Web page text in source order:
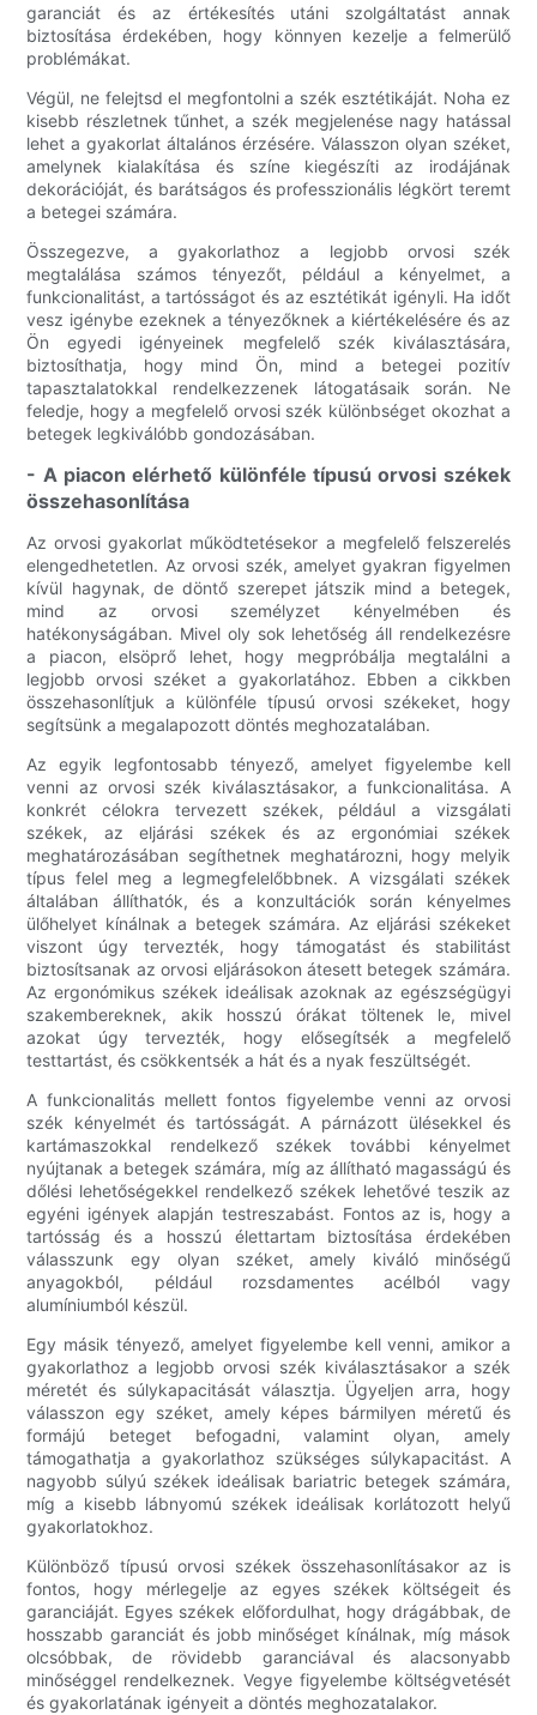
garanciát és az értékesítés utáni szolgáltatást annak
biztosítása érdekében, hogy könnyen kezelje a felmerülő
problémákat.
Végül, ne felejtsd el megfontolni a szék esztétikáját. Noha ez
kisebb részletnek tűnhet, a szék megjelenése nagy hatással
lehet a gyakorlat általános érzésére. Válasszon olyan széket,
amelynek kialakítása és színe kiegészíti az irodájának
dekorációját, és barátságos és professzionális légkört teremt
a betegei számára.
Összegezve, a gyakorlathoz a legjobb orvosi szék
megtalálása számos tényezőt, például a kényelmet, a
funkcionalitást, a tartósságot és az esztétikát igényli. Ha időt
vesz igénybe ezeknek a tényezőknek a kiértékelésére és az
Ön egyedi igényeinek megfelelő szék kiválasztására,
biztosíthatja, hogy mind Ön, mind a betegei pozitív
tapasztalatokkal rendelkezzenek látogatásaik során. Ne
feledje, hogy a megfelelő orvosi szék különbséget okozhat a
betegek legkiválóbb gondozásában.
- A piacon elérhető különféle típusú orvosi székek
összehasonlítása
Az orvosi gyakorlat működtetésekor a megfelelő felszerelés
elengedhetetlen. Az orvosi szék, amelyet gyakran figyelmen
kívül hagynak, de döntő szerepet játszik mind a betegek,
mind az orvosi személyzet kényelmében és
hatékonyságában. Mivel oly sok lehetőség áll rendelkezésre
a piacon, elsöprő lehet, hogy megpróbálja megtalálni a
legjobb orvosi széket a gyakorlatához. Ebben a cikkben
összehasonlítjuk a különféle típusú orvosi székeket, hogy
segítsünk a megalapozott döntés meghozatalában.
Az egyik legfontosabb tényező, amelyet figyelembe kell
venni az orvosi szék kiválasztásakor, a funkcionalitása. A
konkrét célokra tervezett székek, például a vizsgálati
székek, az eljárási székek és az ergonómiai székek
meghatározásában segíthetnek meghatározni, hogy melyik
típus felel meg a legmegfelelőbbnek. A vizsgálati székek
általában állíthatók, és a konzultációk során kényelmes
ülőhelyet kínálnak a betegek számára. Az eljárási székeket
viszont úgy tervezték, hogy támogatást és stabilitást
biztosítsanak az orvosi eljárásokon átesett betegek számára.
Az ergonómikus székek ideálisak azoknak az egészségügyi
szakembereknek, akik hosszú órákat töltenek le, mivel
azokat úgy tervezték, hogy elősegítsék a megfelelő
testtartást, és csökkentsék a hát és a nyak feszültségét.
A funkcionalitás mellett fontos figyelembe venni az orvosi
szék kényelmét és tartósságát. A párnázott ülésekkel és
kartámaszokkal rendelkező székek további kényelmet
nyújtanak a betegek számára, míg az állítható magasságú és
dőlési lehetőségekkel rendelkező székek lehetővé teszik az
egyéni igények alapján testreszabást. Fontos az is, hogy a
tartósság és a hosszú élettartam biztosítása érdekében
válasszunk egy olyan széket, amely kiváló minőségű
anyagokból, például rozsdamentes acélból vagy
alumíniumból készül.
Egy másik tényező, amelyet figyelembe kell venni, amikor a
gyakorlathoz a legjobb orvosi szék kiválasztásakor a szék
méretét és súlykapacitását választja. Ügyeljen arra, hogy
válasszon egy széket, amely képes bármilyen méretű és
formájú beteget befogadni, valamint olyan, amely
támogathatja a gyakorlathoz szükséges súlykapacitást. A
nagyobb súlyú székek ideálisak bariatric betegek számára,
míg a kisebb lábnyomú székek ideálisak korlátozott helyű
gyakorlatokhoz.
Különböző típusú orvosi székek összehasonlításakor az is
fontos, hogy mérlegelje az egyes székek költségeit és
garanciáját. Egyes székek előfordulhat, hogy drágábbak, de
hosszabb garanciát és jobb minőséget kínálnak, míg mások
olcsóbbak, de rövidebb garanciával és alacsonyabb
minőséggel rendelkeznek. Vegye figyelembe költségvetését
és gyakorlatának igényeit a döntés meghozatalakor.